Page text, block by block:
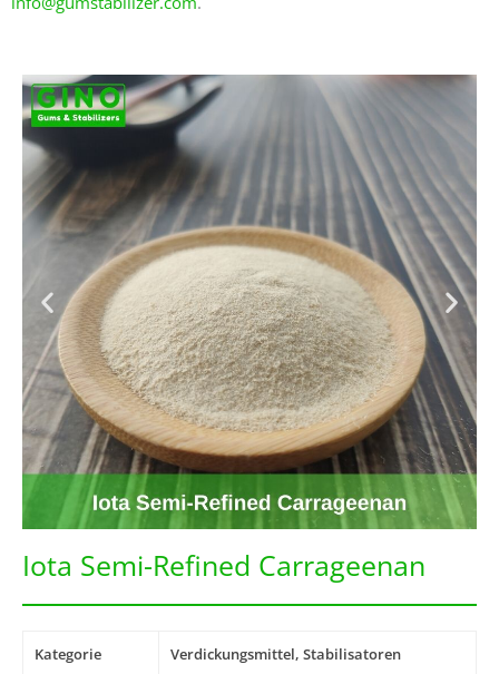
Iota Semi-Refined Carrageenan
Kategorie Verdickungsmittel, Stabilisatoren